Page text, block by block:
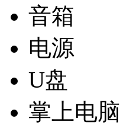
音箱
电源
U盘
掌上电脑